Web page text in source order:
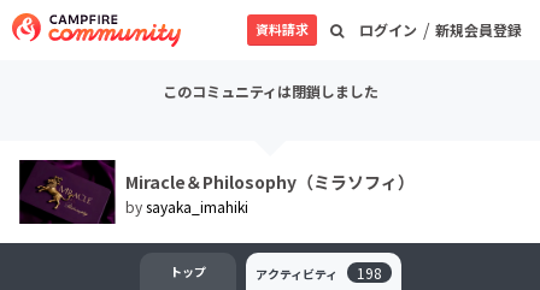
ログイン / 新規会員登録
資料請求
このコミュニティは閉鎖しました
Miracle＆Philosophy（ミラソフィ）
bysayaka_imahiki
トップ アクティビティ 198